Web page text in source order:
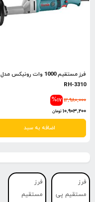
فرز مستقیم 1000 وات رونیکس مدل
RH-3310
%17 12,980,000
10,903,200تومان
اضافه به سبد
فرز
مستقیم پی
فرز
مستقیم